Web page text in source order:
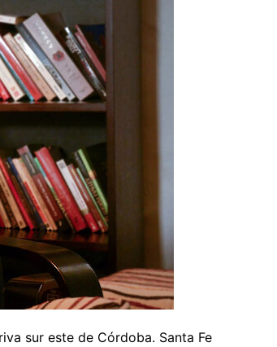
sur este de Córdoba. Santa Fe